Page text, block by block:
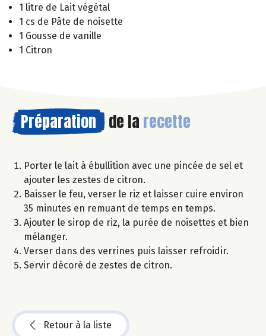
1 litre de Lait végétal
1 cs de Pâte de noisette
1 Gousse de vanille
1 Citron
Préparation de la recette
Porter le lait à ébullition avec une pincée de sel et
ajouter les zestes de citron.
Baisser le feu, verser le riz et laisser cuire environ
35 minutes en remuant de temps en temps.
Ajouter le sirop de riz, la purée de noisettes et bien
mélanger.
Verser dans des verrines puis laisser refroidir.
Servir décoré de zestes de citron.
Retour à la liste